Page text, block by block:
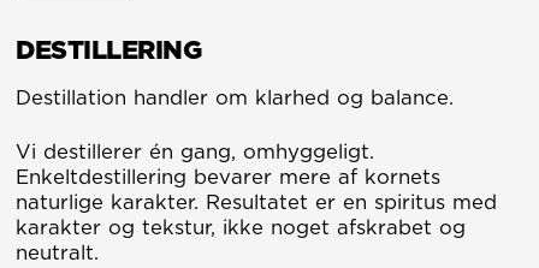
DESTILLERING
Destillation handler om klarhed og balance.
Vi destillerer én gang, omhyggeligt.
Enkeltdestillering bevarer mere af kornets
naturlige karakter. Resultatet er en spiritus med
karakter og tekstur, ikke noget afskrabet og
neutralt.